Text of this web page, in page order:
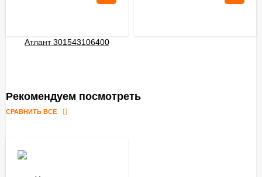
Рекомендуем посмотреть
СРАВНИТЬ ВСЕ